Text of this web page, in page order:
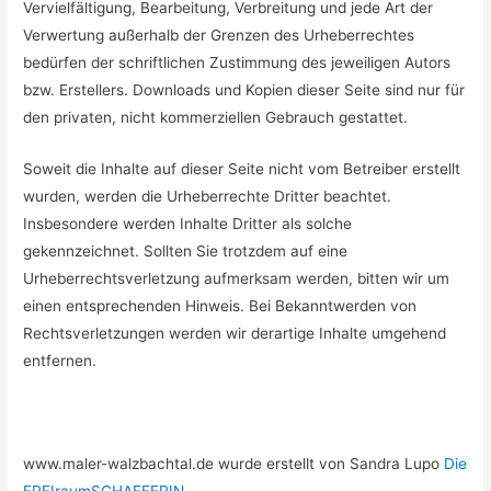
Vervielfältigung, Bearbeitung, Verbreitung und jede Art der
Verwertung außerhalb der Grenzen des Urheberrechtes
bedürfen der schriftlichen Zustimmung des jeweiligen Autors
bzw. Erstellers. Downloads und Kopien dieser Seite sind nur für
den privaten, nicht kommerziellen Gebrauch gestattet.
Soweit die Inhalte auf dieser Seite nicht vom Betreiber erstellt
wurden, werden die Urheberrechte Dritter beachtet.
Insbesondere werden Inhalte Dritter als solche
gekennzeichnet. Sollten Sie trotzdem auf eine
Urheberrechtsverletzung aufmerksam werden, bitten wir um
einen entsprechenden Hinweis. Bei Bekanntwerden von
Rechtsverletzungen werden wir derartige Inhalte umgehend
entfernen.
www.maler-walzbachtal.de wurde erstellt von Sandra Lupo Die